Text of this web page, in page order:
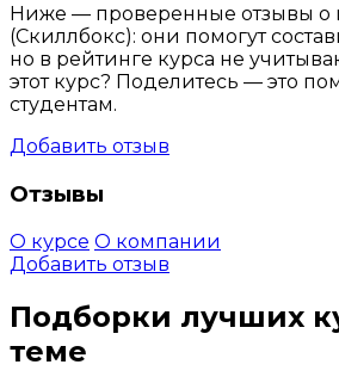
Ниже — проверенные отзывы о
(Скиллбокс): они помогут
но в рейтинге курса не
этот курс? Поделитесь — это
студентам.
Добавить отзыв
Отзывы
О курсе О компании
Добавить отзыв
Подборки лучших
теме